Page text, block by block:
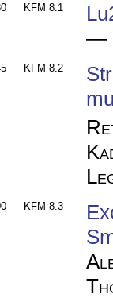
KFM 8.1
—
KFM 8.2
KFM 8.3